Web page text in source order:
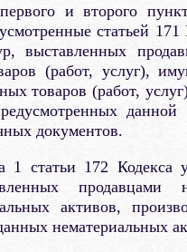
и второго
статьей 171
выставленных
(работ, услуг),
товаров (работ,
документов.
1 статьи 172 Кодекса
продавцами
активов,
нематериальных